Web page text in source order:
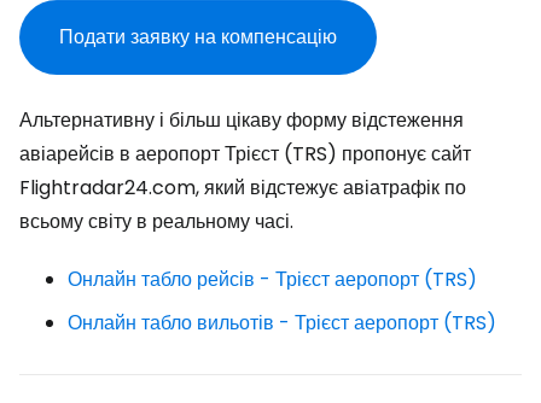
Подати заявку на компенсацію
Альтернативну і більш цікаву форму відстеження
авіарейсів в аеропорт Трієст (TRS) пропонує сайт
Flightradar24.com, який відстежує авіатрафік по
всьому світу в реальному часі.
Онлайн табло рейсів - Трієст аеропорт (TRS)
Онлайн табло вильотів - Трієст аеропорт (TRS)